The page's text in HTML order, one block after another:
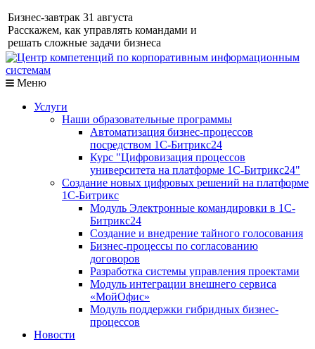
Бизнес-завтрак 31 августа
Расскажем, как управлять командами и
решать сложные задачи бизнеса
Меню
Услуги
Наши образовательные программы
Автоматизация бизнес-процессов
посредством 1С-Битрикс24
Курс "Цифровизация процессов
университета на платформе 1С-Битрикс24"
Создание новых цифровых решений на платформе
1С-Битрикс
Модуль Электронные командировки в 1С-
Битрикс24
Создание и внедрение тайного голосования
Бизнес-процессы по согласованию
договоров
Разработка системы управления проектами
Модуль интеграции внешнего сервиса
«МойОфис»
Модуль поддержки гибридных бизнес-
процессов
Новости